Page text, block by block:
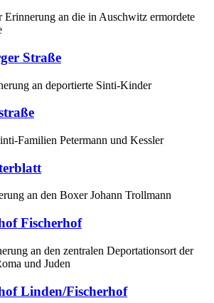
Erinnerung an die in Auschwitz ermordete
Straße
an deportierte Sinti-Kinder
Familien Petermann und Kessler
an den Boxer Johann Trollmann
Fischerhof
an den zentralen Deportationsort der
und Juden
Linden/Fischerhof